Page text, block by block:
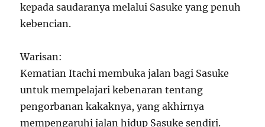
kepada saudaranya melalui Sasuke yang penuh
kebencian.
Warisan:
Kematian Itachi membuka jalan bagi Sasuke
untuk mempelajari kebenaran tentang
pengorbanan kakaknya, yang akhirnya
mempengaruhi jalan hidup Sasuke sendiri.